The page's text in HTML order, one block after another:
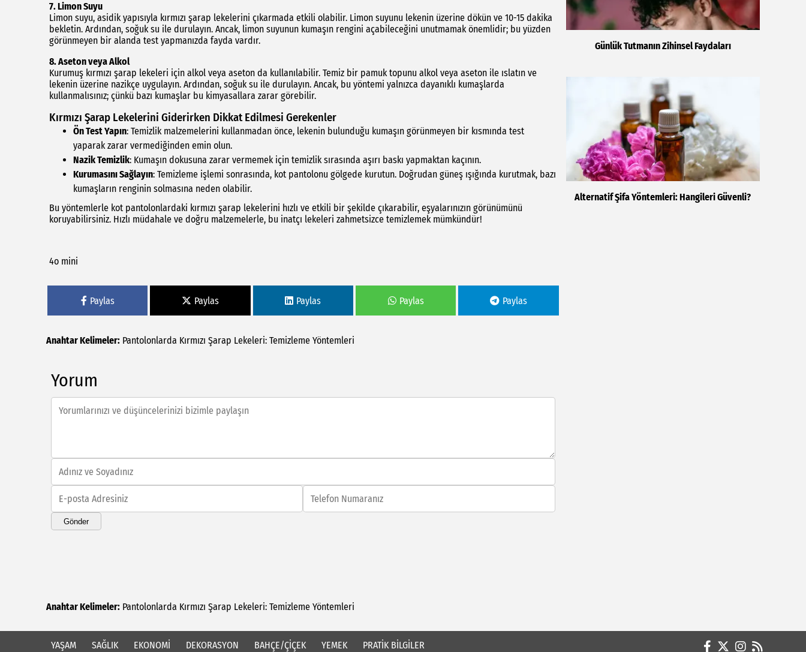
7.Limon Suyu
Limon suyu, asidik yapısıyla kırmızı şarap lekelerini çıkarmada etkili olabilir. Limon suyunu lekenin üzerine dökün ve 10-15 dakika
bekletin. Ardından, soğuk su ile durulayın. Ancak, limon suyunun kumaşın rengini açabileceğini unutmamak önemlidir; bu yüzden
görünmeyen bir alanda test yapmanızda fayda vardır.
8.Aseton veya Alkol
Kurumuş kırmızı şarap lekeleri için alkol veya aseton da kullanılabilir. Temiz bir pamuk topunu alkol veya aseton ile ıslatın ve
lekenin üzerine nazikçe uygulayın. Ardından, soğuk su ile durulayın. Ancak, bu yöntemi yalnızca dayanıklı kumaşlarda
kullanmalısınız; çünkü bazı kumaşlar bu kimyasallara zarar görebilir.
Kırmızı Şarap Lekelerini Giderirken Dikkat Edilmesi Gerekenler
Ön Test Yapın: Temizlik malzemelerini kullanmadan önce, lekenin bulunduğu kumaşın görünmeyen bir kısmında test
yaparak zarar vermediğinden emin olun.
Nazik Temizlik: Kumaşın dokusuna zarar vermemek için temizlik sırasında aşırı baskı yapmaktan kaçının.
Kurumasını Sağlayın: Temizleme işlemi sonrasında, kot pantolonu gölgede kurutun. Doğrudan güneş ışığında kurutmak, bazı
kumaşların renginin solmasına neden olabilir.
Bu yöntemlerle kot pantolonlardaki kırmızı şarap lekelerini hızlı ve etkili bir şekilde çıkarabilir, eşyalarınızın görünümünü
koruyabilirsiniz. Hızlı müdahale ve doğru malzemelerle, bu inatçı lekeleri zahmetsizce temizlemek mümkündür!
4o mini
Paylas Paylas Paylas Paylas Paylas
Anahtar Kelimeler: Pantolonlarda Kırmızı Şarap Lekeleri: Temizleme Yöntemleri
Yorum
Gönder
Anahtar Kelimeler: Pantolonlarda Kırmızı Şarap Lekeleri: Temizleme Yöntemleri
Günlük Tutmanın Zihinsel Faydaları
Alternatif Şifa Yöntemleri: Hangileri Güvenli?
YAŞAM SAĞLIK EKONOMİ DEKORASYON BAHÇE/ÇİÇEK YEMEK PRATİK BİLGİLER